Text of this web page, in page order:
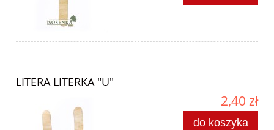
LITERA LITERKA "U"
2,40 zł
do koszyka